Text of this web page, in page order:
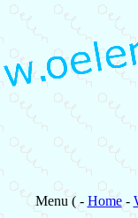
Menu ( - Home-